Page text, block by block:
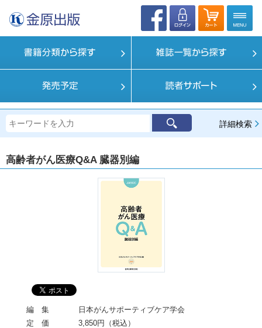
詳細検索
高齢者がん医療Q&A 臓器別編
編 集
日本がんサポーティブケア学会
定 価
3,850円（税込）